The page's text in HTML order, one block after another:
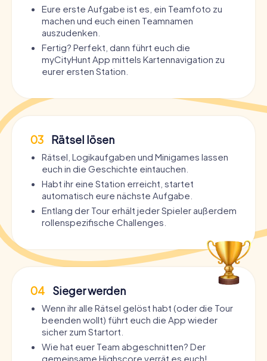
Eure erste Aufgabe ist es, ein Teamfoto zu
machen und euch einen Teamnamen
auszudenken.
Fertig? Perfekt, dann führt euch die
myCityHunt App mittels Kartennavigation zu
eurer ersten Station.
03 Rätsel lösen
Rätsel, Logikaufgaben und Minigames lassen
euch in die Geschichte eintauchen.
Habt ihr eine Station erreicht, startet
automatisch eure nächste Aufgabe.
Entlang der Tour erhält jeder Spieler außerdem
rollenspezifische Challenges.
04 Sieger werden
Wenn ihr alle Rätsel gelöst habt (oder die Tour
beenden wollt) führt euch die App wieder
sicher zum Startort.
Wie hat euer Team abgeschnitten? Der
gemeinsame Highscore verrät es euch!